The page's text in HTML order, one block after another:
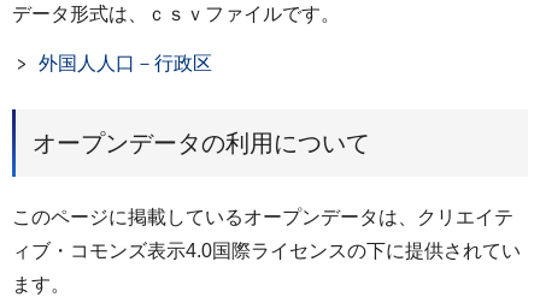
データ形式は、ｃｓｖファイルです。
外国人人口－行政区
オープンデータの利用について
このページに掲載しているオープンデータは、クリエイテ
ィブ・コモンズ表示4.0国際ライセンスの下に提供されてい
ます。